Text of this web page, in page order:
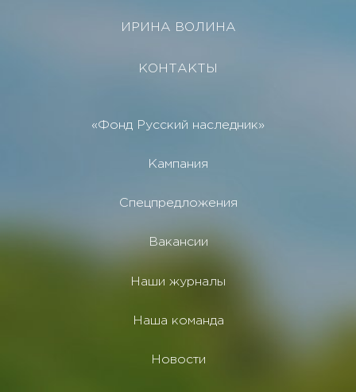
ИРИНА ВОЛИНА
КОНТАКТЫ
«Фонд Русский наследник»
Кампания
Спецпредложения
Вакансии
Наши журналы
Наша команда
Новости